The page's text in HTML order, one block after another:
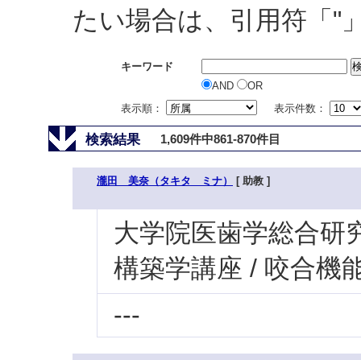
たい場合は、引用符「"
キーワード
AND
OR
表示順：
表示件数：
検索結果 1,609件中861-870件目
瀧田 美奈（タキタ ミナ） [ 助教 ]
大学院医歯学総合研
構築学講座 / 咬合機
---